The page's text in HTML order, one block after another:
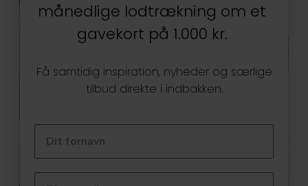
månedlige lodtrækning om et
gavekort på 1.000 kr.
Få samtidig inspiration, nyheder og særlige
tilbud direkte i indbakken.